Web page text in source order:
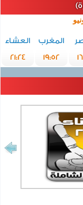
المغرب
العشاء
19:52
21:24